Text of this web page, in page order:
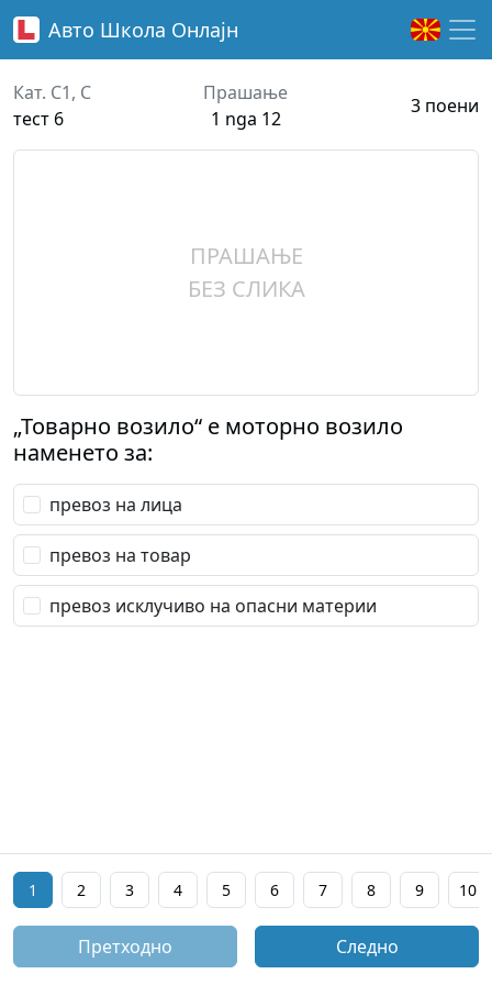
Авто Школа Онлајн
Кат. C1, C
тест 6
Прашање
1 nga 12
3 поени
ПРАШАЊЕ
БЕЗ СЛИКА
„Товарно возило“ е моторно возило
наменето за:
превоз на лица
превоз на товар
превоз исклучиво на опасни материи
1 2 3 4 5 6 7 8 9 10
Претходно Следно